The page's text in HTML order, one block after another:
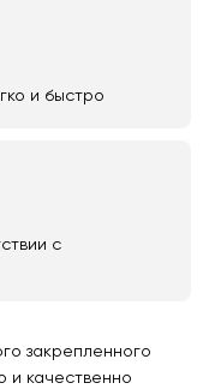
и быстро
с
закрепленного
и качественно